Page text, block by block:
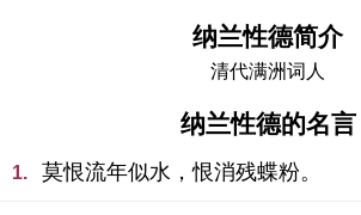
纳兰性德简介
清代满洲词人
纳兰性德的名言
1. 莫恨流年似水，恨消残蝶粉。